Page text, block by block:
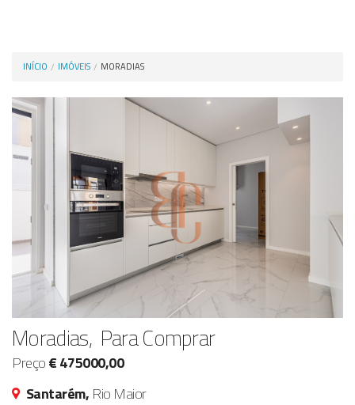
INÍCIO IMÓVEIS MORADIAS
Moradias, Para Comprar
Preço€ 475000,00
Santarém, Rio Maior